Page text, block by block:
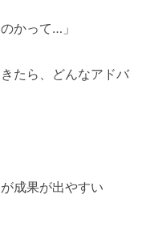
かって…」
たら、どんなアドバ
成果が出やすい